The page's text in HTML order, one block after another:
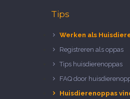
Tips
Werken als
Registreren als oppas
Tips huisdierenoppas
FAQ door
Huisdierenoppas